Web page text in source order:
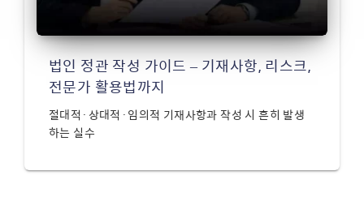
법인 정관 작성 가이드 – 기재사항, 리스크,
전문가 활용법까지
절대적·상대적·임의적 기재사항과 작성 시 흔히 발생
하는 실수